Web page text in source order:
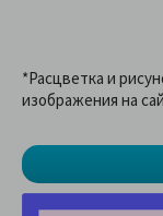
*Расцветка и
изображения на